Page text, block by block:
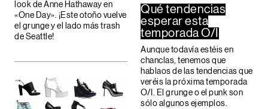
look de Anne Hathaway en
«One Day». ¡Este otoño vuelve
el grunge y el lado más trash
de Seattle!
Qué tendencias
esperar esta
temporada O/I
Aunque todavía estéis en
chanclas, tenemos que
hablaos de las tendencias que
veréis la próxima temporada
O/I. El grunge o el punk son
sólo algunos ejemplos.